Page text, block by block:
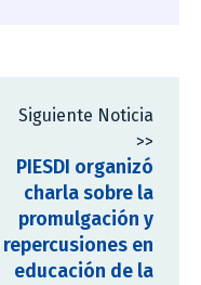
Siguiente Noticia
>>
PIESDI organizó
charla sobre la
promulgación y
repercusiones en
educación de la